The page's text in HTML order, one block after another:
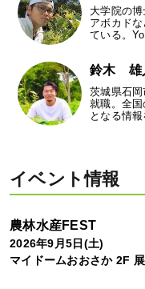
大学院の
アボカド
ている。
鈴木 雄
茨城県石
就職。全
となる情
イベント情報
農林水産FEST
2026年9月5日(土)
マイドームおおさか 2F